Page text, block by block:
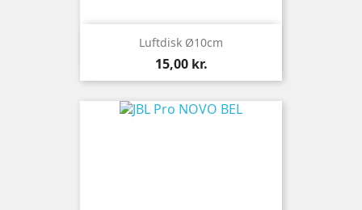
Luftdisk Ø10cm
Pris
15,00 kr.